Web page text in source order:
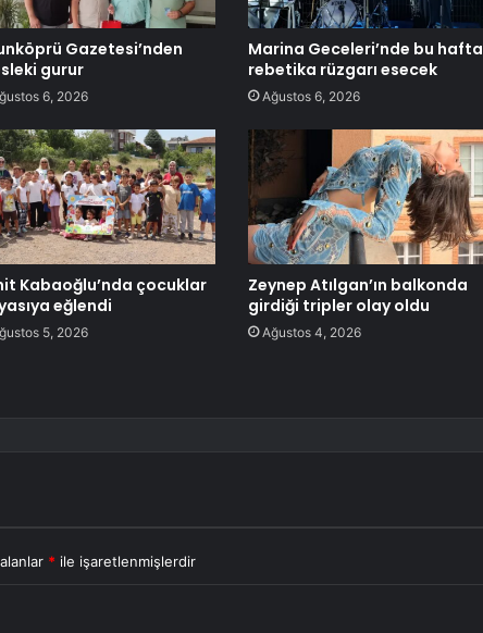
Gazetesi’nden
gurur
6, 2026
Marina Geceleri’nde bu hafta
rebetika rüzgarı esecek
Ağustos 6, 2026
Kabaoğlu’nda çocuklar
eğlendi
5, 2026
Zeynep Atılgan’ın balkonda
girdiği tripler olay oldu
Ağustos 4, 2026
* ile işaretlenmişlerdir